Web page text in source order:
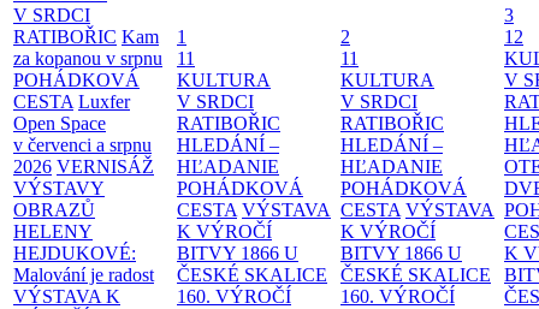
V SRDCI
RATIBOŘIC Kam
za kopanou v srpnu
POHÁDKOVÁ
CESTA Luxfer
Open Space
v červenci a srpnu
2026 VERNISÁŽ
VÝSTAVY
OBRAZŮ
HELENY
HEJDUKOVÉ:
Malování je radost
VÝSTAVA K
1
11
KULTURA
V SRDCI
RATIBOŘIC
HLEDÁNÍ –
HĽADANIE
POHÁDKOVÁ
CESTA VÝSTAVA
K VÝROČÍ
BITVY 1866 U
ČESKÉ SKALICE
160. VÝROČÍ
2
11
KULTURA
V SRDCI
RATIBOŘIC
HLEDÁNÍ –
HĽADANIE
POHÁDKOVÁ
CESTA VÝSTAVA
K VÝROČÍ
BITVY 1866 U
ČESKÉ SKALICE
160. VÝROČÍ
3
12
V
K